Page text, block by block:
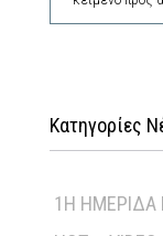
Κατηγορίες
1Η ΗΜΕΡΊΔΑ